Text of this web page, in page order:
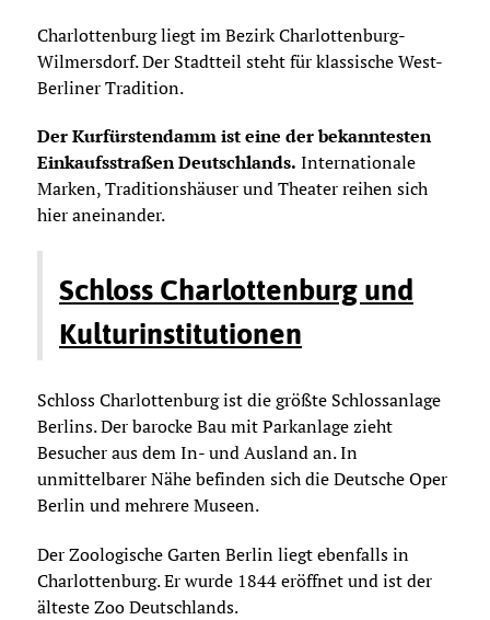
Charlottenburg liegt im Bezirk Charlottenburg-
Wilmersdorf. Der Stadtteil steht für klassische West-
Berliner Tradition.
Der Kurfürstendamm ist eine der bekanntesten
Einkaufsstraßen Deutschlands. Internationale
Marken, Traditionshäuser und Theater reihen sich
hier aneinander.
Schloss Charlottenburg und
Kulturinstitutionen
Schloss Charlottenburg ist die größte Schlossanlage
Berlins. Der barocke Bau mit Parkanlage zieht
Besucher aus dem In- und Ausland an. In
unmittelbarer Nähe befinden sich die Deutsche Oper
Berlin und mehrere Museen.
Der Zoologische Garten Berlin liegt ebenfalls in
Charlottenburg. Er wurde 1844 eröffnet und ist der
älteste Zoo Deutschlands.